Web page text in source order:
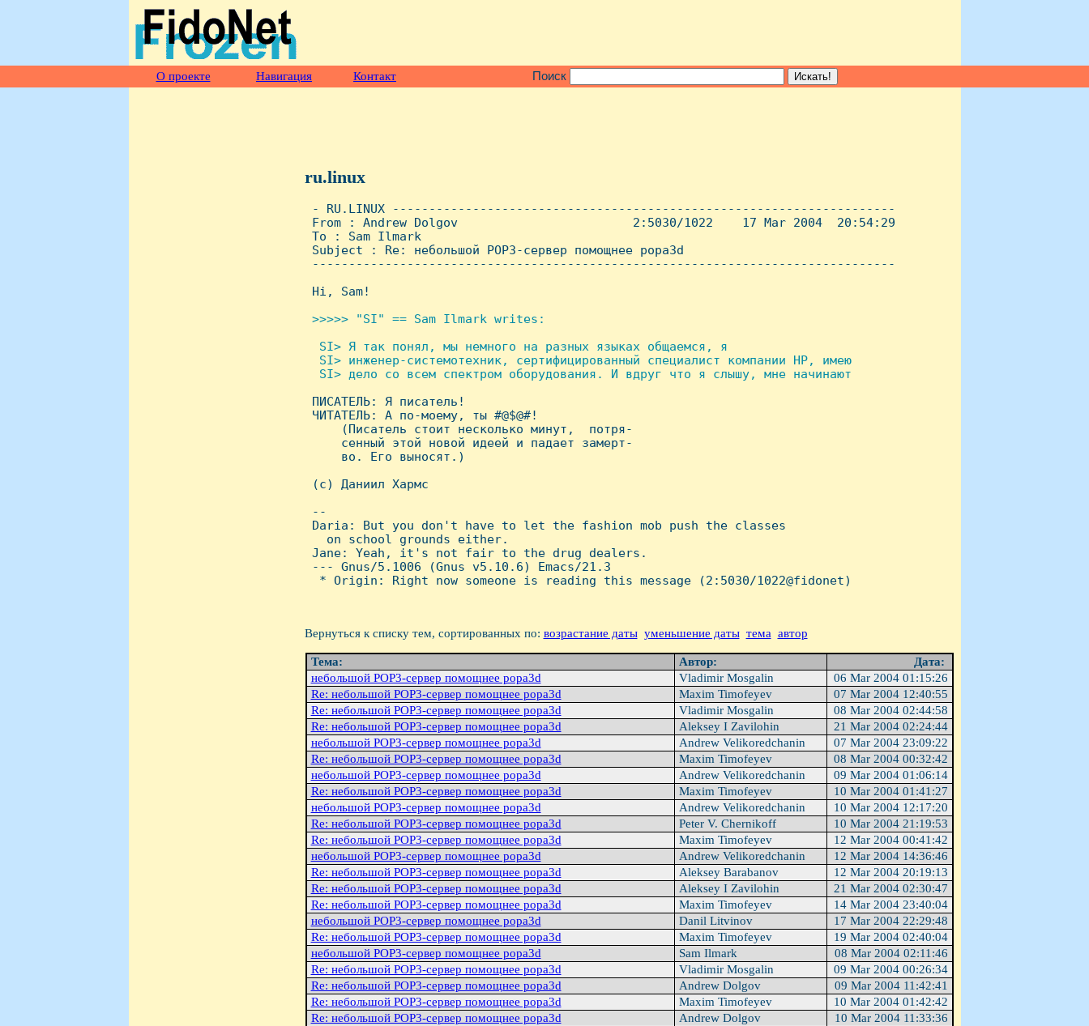
О проекте Навигация Контакт Поиск
ru.linux
- RU.LINUX ---------------------------------------------------------------------
From : Andrew Dolgov                        2:5030/1022    17 Mar 2004  20:54:29
To : Sam Ilmark
Subject : Re: небольшой POP3-сервер помощнее popa3d
--------------------------------------------------------------------------------
Hi, Sam!
>>>>> "SI" == Sam Ilmark writes:
SI> Я так понял, мы немного на разных языках общаемся, я
  SI> инженер-системотехник, сертифицированный специалист компании HP, имею
  SI> дело со всем спектром оборудования. И вдруг что я слышу, мне начинают
ПИСАТЕЛЬ: Я писатель!
ЧИТАТЕЛЬ: А по-моему, ты #@$@#!
     (Писатель стоит несколько минут,  потря-
     сенный этой новой идеей и падает замерт-
     во. Его выносят.)
(c) Даниил Хармс
--
Daria: But you don't have to let the fashion mob push the classes
   on school grounds either.
Jane: Yeah, it's not fair to the drug dealers.
--- Gnus/5.1006 (Gnus v5.10.6) Emacs/21.3
  * Origin: Right now someone is reading this message (2:5030/1022@fidonet)
Вернуться к списку тем, сортированных по: возрастание даты уменьшение даты тема автор
Тема: Автор:
Дата:
небольшой POP3-сервер помощнее popa3d
Vladimir Mosgalin
06 Mar 2004 01:15:26
Re: небольшой POP3-сервер помощнее popa3d
Maxim Timofeyev
07 Mar 2004 12:40:55
Re: небольшой POP3-сервер помощнее popa3d
Vladimir Mosgalin
08 Mar 2004 02:44:58
Re: небольшой POP3-сервер помощнее popa3d
Aleksey I Zavilohin
21 Mar 2004 02:24:44
небольшой POP3-сервер помощнее popa3d
Andrew Velikoredchanin
07 Mar 2004 23:09:22
Re: небольшой POP3-сервер помощнее popa3d
Maxim Timofeyev
08 Mar 2004 00:32:42
небольшой POP3-сервер помощнее popa3d
Andrew Velikoredchanin
09 Mar 2004 01:06:14
Re: небольшой POP3-сервер помощнее popa3d
Maxim Timofeyev
10 Mar 2004 01:41:27
небольшой POP3-сервер помощнее popa3d
Andrew Velikoredchanin
10 Mar 2004 12:17:20
Re: небольшой POP3-сервер помощнее popa3d
Peter V. Chernikoff
10 Mar 2004 21:19:53
Re: небольшой POP3-сервер помощнее popa3d
Maxim Timofeyev
12 Mar 2004 00:41:42
небольшой POP3-сервер помощнее popa3d
Andrew Velikoredchanin
12 Mar 2004 14:36:46
Re: небольшой POP3-сервер помощнее popa3d
Aleksey Barabanov
12 Mar 2004 20:19:13
Re: небольшой POP3-сервер помощнее popa3d
Aleksey I Zavilohin
21 Mar 2004 02:30:47
Re: небольшой POP3-сервер помощнее popa3d
Maxim Timofeyev
14 Mar 2004 23:40:04
небольшой POP3-сеpвеp помощнее popa3d
Danil Litvinov
17 Mar 2004 22:29:48
Re: небольшой POP3-сеpвеp помощнее popa3d
Maxim Timofeyev
19 Mar 2004 02:40:04
небольшой POP3-сервер помощнее popa3d
Sam Ilmark
08 Mar 2004 02:11:46
Re: небольшой POP3-сервер помощнее popa3d
Vladimir Mosgalin
09 Mar 2004 00:26:34
Re: небольшой POP3-сервер помощнее popa3d
Andrew Dolgov
09 Mar 2004 11:42:41
Re: небольшой POP3-сервер помощнее popa3d
Maxim Timofeyev
10 Mar 2004 01:42:42
Re: небольшой POP3-сервер помощнее popa3d
Andrew Dolgov
10 Mar 2004 11:33:36